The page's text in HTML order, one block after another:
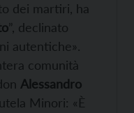
dei martiri, ha
”, declinato
autentiche».
comunità
Alessandro
Minori: «È